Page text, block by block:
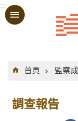
跳到主要內容區塊
:::
:::
首頁
監察
調查報告